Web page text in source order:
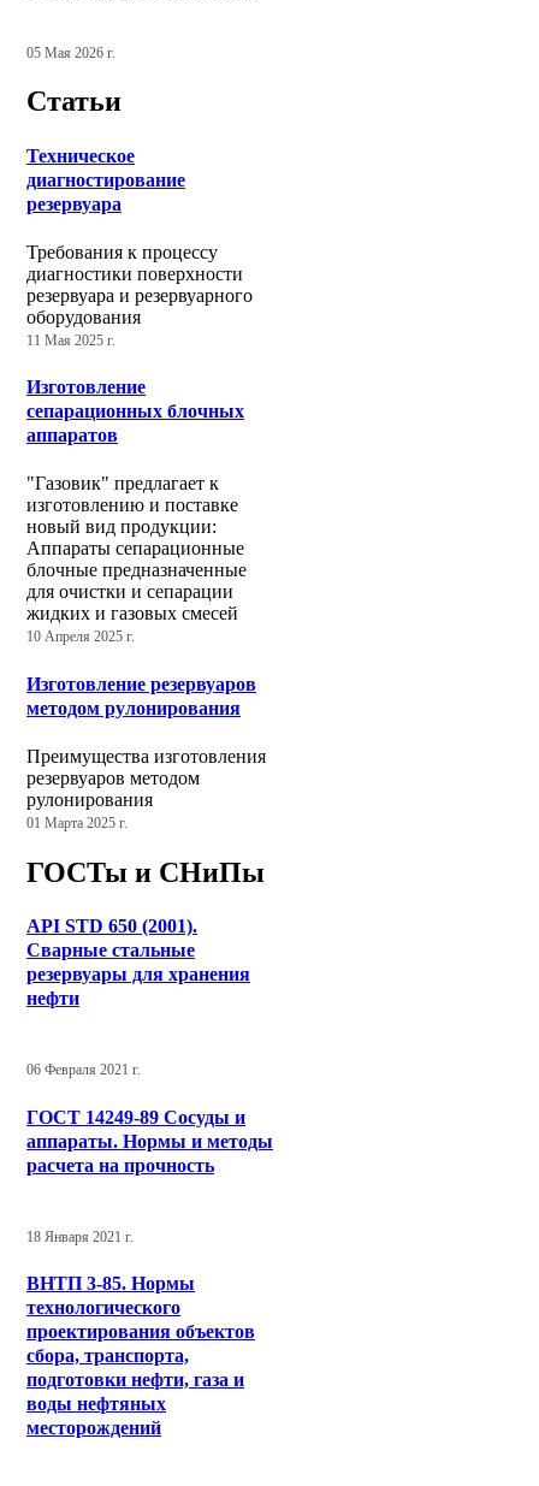
05 Мая 2026 г.
Статьи
Техническое
диагностирование
резервуара
Требования к процессу
диагностики поверхности
резервуара и резервуарного
оборудования
11 Мая 2025 г.
Изготовление
сепарационных блочных
аппаратов
"Газовик" предлагает к
изготовлению и поставке
новый вид продукции:
Аппараты сепарационные
блочные предназначенные
для очистки и сепарации
жидких и газовых смесей
10 Апреля 2025 г.
Изготовление резервуаров
методом рулонирования
Преимущества изготовления
резервуаров методом
рулонирования
01 Марта 2025 г.
ГОСТы и СНиПы
API STD 650 (2001).
Сварные стальные
резервуары для хранения
нефти
06 Февраля 2021 г.
ГОСТ 14249-89 Сосуды и
аппараты. Нормы и методы
расчета на прочность
18 Января 2021 г.
ВНТП 3-85. Нормы
технологического
проектирования объектов
сбора, транспорта,
подготовки нефти, газа и
воды нефтяных
месторождений